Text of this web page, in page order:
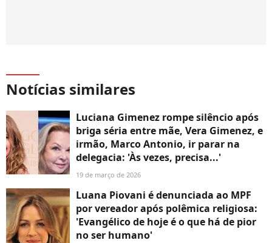
Notícias similares
Luciana Gimenez rompe silêncio após
briga séria entre mãe, Vera Gimenez, e
irmão, Marco Antonio, ir parar na
delegacia: 'Às vezes, precisa...'
19 de março de 2026
Luana Piovani é denunciada ao MPF
por vereador após polêmica religiosa:
'Evangélico de hoje é o que há de pior
no ser humano'